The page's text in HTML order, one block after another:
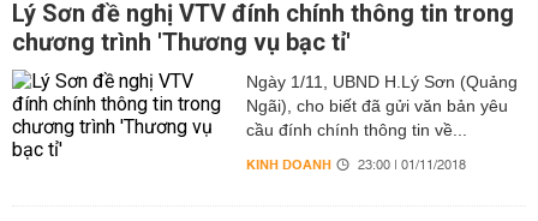
Lý Sơn đề nghị VTV đính chính thông tin trong
chương trình 'Thương vụ bạc tỉ'
Ngày 1/11, UBND H.Lý Sơn (Quảng
Ngãi), cho biết đã gửi văn bản yêu
cầu đính chính thông tin về...
KINH DOANH 23:00 | 01/11/2018